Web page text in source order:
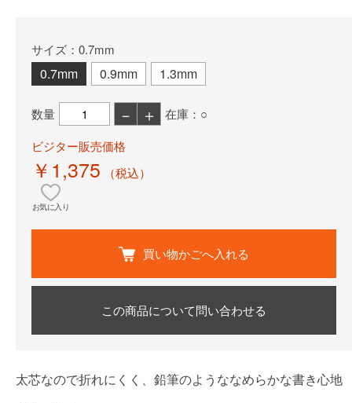
サイズ：0.7mm
0.7mm 0.9mm 1.3mm
数量 － ＋
在庫：○
ビジター販売価格
￥1,375 （税込）
お気に入り
買い物かごへ入れる
この商品について問い合わせる
太芯なので折れにくく、鉛筆のようななめらかな書き心地